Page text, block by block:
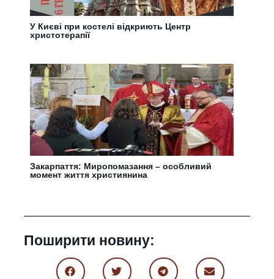
У Києві при костелі відкриють Центр
христотерапії
Закарпаття: Миропомазання – особливий
момент життя християнина
Поширити новину: